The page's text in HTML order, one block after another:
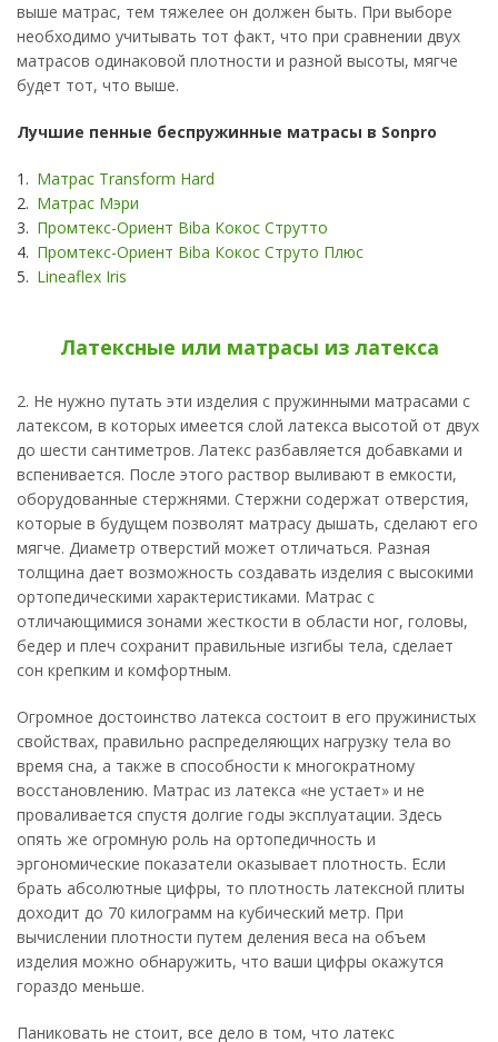
выше матрас, тем тяжелее он должен быть. При выборе
необходимо учитывать тот факт, что при сравнении двух
матрасов одинаковой плотности и разной высоты, мягче
будет тот, что выше.
Лучшие пенные беспружинные матрасы в Sonpro
Матрас Transform Hard
Матрас Мэри
Промтекс-Ориент Biba Кокос Струтто
Промтекс-Ориент Biba Кокос Струто Плюс
Lineaflex Iris
Латексные или матрасы из латекса
2. Не нужно путать эти изделия с пружинными матрасами с
латексом, в которых имеется слой латекса высотой от двух
до шести сантиметров. Латекс разбавляется добавками и
вспенивается. После этого раствор выливают в емкости,
оборудованные стержнями. Стержни содержат отверстия,
которые в будущем позволят матрасу дышать, сделают его
мягче. Диаметр отверстий может отличаться. Разная
толщина дает возможность создавать изделия с высокими
ортопедическими характеристиками. Матрас с
отличающимися зонами жесткости в области ног, головы,
бедер и плеч сохранит правильные изгибы тела, сделает
сон крепким и комфортным.
Огромное достоинство латекса состоит в его пружинистых
свойствах, правильно распределяющих нагрузку тела во
время сна, а также в способности к многократному
восстановлению. Матрас из латекса «не устает» и не
проваливается спустя долгие годы эксплуатации. Здесь
опять же огромную роль на ортопедичность и
эргономические показатели оказывает плотность. Если
брать абсолютные цифры, то плотность латексной плиты
доходит до 70 килограмм на кубический метр. При
вычислении плотности путем деления веса на объем
изделия можно обнаружить, что ваши цифры окажутся
гораздо меньше.
Паниковать не стоит, все дело в том, что латекс